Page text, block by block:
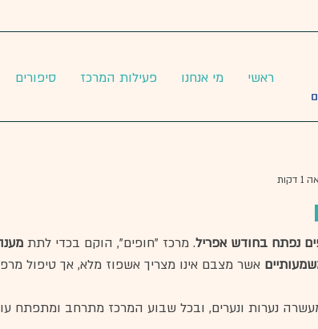
ראשי מי אנחנו פעילות המרכז סיפורים
נפתח בחודש אפריל. מרכז "חופים", הוקם בכדי לתת
אשר מצבם אינו מצריך אשפוז מלא, אך טיפול
מעשרה נערות ונערים, ובכל שבוע המרכז מתרחב ומתפתח